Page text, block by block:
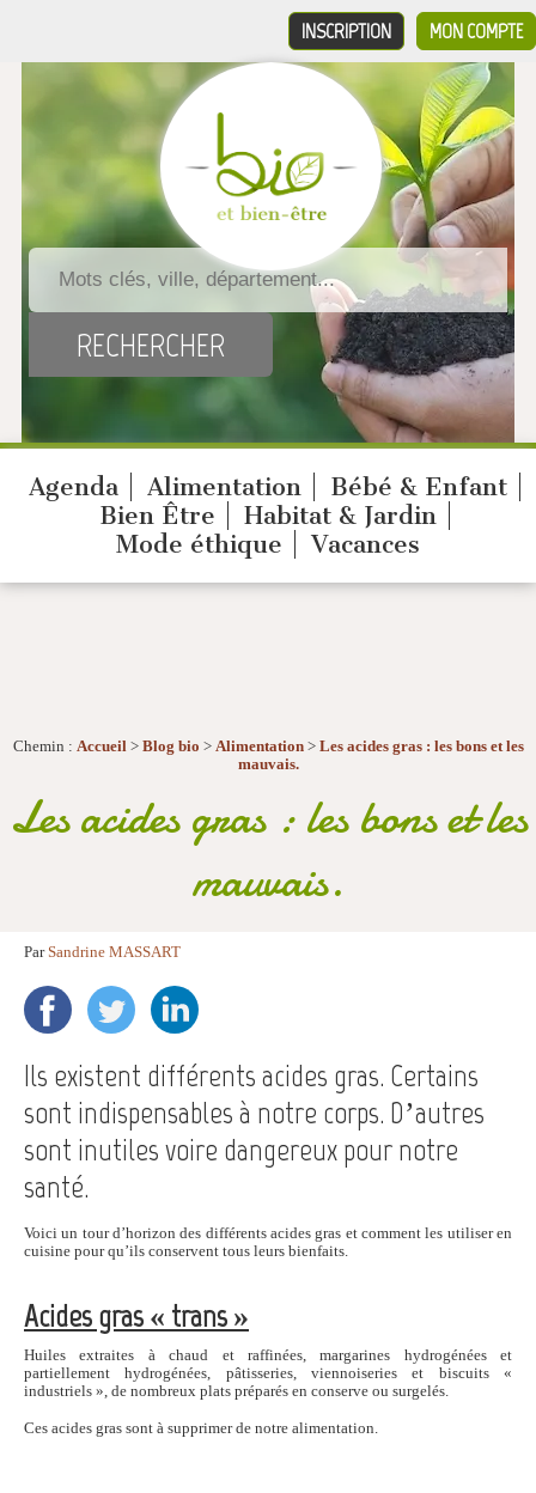
MON COMPTE
INSCRIPTION
Agenda Alimentation
Bébé & Enfant
Bien Être
Habitat & Jardin
Mode éthique
Vacances
Chemin : Accueil> Blog bio > Alimentation> Les acides gras : les bons et les
mauvais.
Les acides gras : les bons et les
mauvais.
ParSandrine MASSART
Ils existent différents acides gras. Certains
sont indispensables à notre corps. D’autres
sont inutiles voire dangereux pour notre
santé.
Voici un tour d’horizon des différents acides gras et comment les utiliser en
cuisine pour qu’ils conservent tous leurs bienfaits.
Acides gras « trans »
Huiles extraites à chaud et raffinées, margarines hydrogénées et
partiellement hydrogénées, pâtisseries, viennoiseries et biscuits «
industriels », de nombreux plats préparés en conserve ou surgelés.
Ces acides gras sont à supprimer de notre alimentation.